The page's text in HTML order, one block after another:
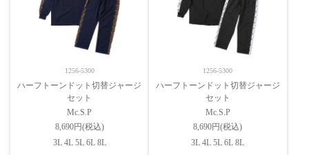
1256-5300
ハーフトーンドット切替ジャージ
セット
Mc.S.P
8,690円(税込)
3L 4L 5L 6L 8L
1256-5300
ハーフトーンドット切替ジャージ
セット
Mc.S.P
8,690円(税込)
3L 4L 5L 6L 8L